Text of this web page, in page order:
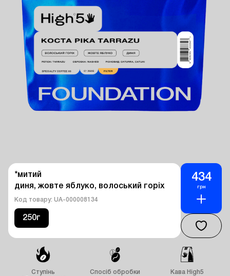
*митий
диня, жовте яблуко, волоський горіх
Код товару: UA-000008134
250г
434
грн
Ступінь
Спосіб обробки Кава High5